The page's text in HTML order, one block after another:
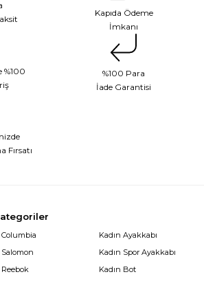
Kapıda Ödeme
İmkanı
%100
%100 Para
İade Garantisi
Fırsatı
Columbia
Salomon
Reebok
Kadın Ayakkabı
Kadın Spor Ayakkabı
Kadın Bot